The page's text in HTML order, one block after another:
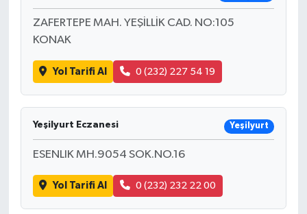
ZAFERTEPE MAH. YEŞİLLİK CAD. NO:105
KONAK
Yol Tarifi Al 0 (232) 227 54 19
Yeşilyurt Eczanesi Yeşilyurt
ESENLIK MH.9054 SOK.NO.16
Yol Tarifi Al 0 (232) 232 22 00